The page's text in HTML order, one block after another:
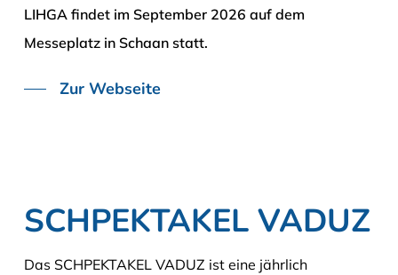
LIHGA findet im September 2026 auf dem
Messeplatz in Schaan statt.
Zur Webseite
SCHPEKTAKEL VADUZ
Das SCHPEKTAKEL VADUZ ist eine jährlich